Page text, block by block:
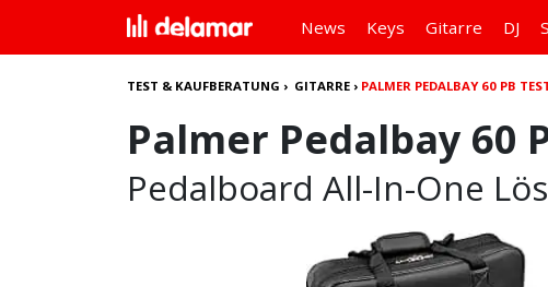
News Keys Gitarre DJ
TEST & KAUFBERATUNG › GITARRE › PALMER PEDALBAY 60 PB
Palmer Pedalbay 60
Pedalboard All-In-One